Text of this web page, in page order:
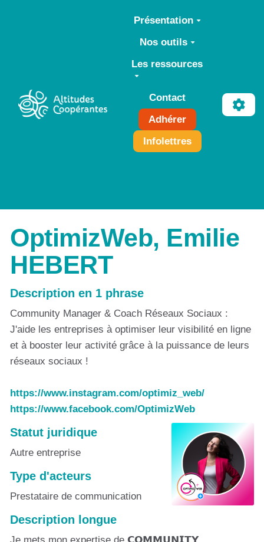
Aller au contenu principal
Présentation
Nos outils
Les ressources
Contact
Adhérer
Infolettres
OptimizWeb, Emilie
HEBERT
Description en 1 phrase
Community Manager & Coach Réseaux Sociaux :
J'aide les entreprises à optimiser leur visibilité en ligne
et à booster leur activité grâce à la puissance de leurs
réseaux sociaux !
https://www.instagram.com/optimiz_web/
https://www.facebook.com/OptimizWeb
Statut juridique
Autre entreprise
Type d'acteurs
Prestataire de communication
Description longue